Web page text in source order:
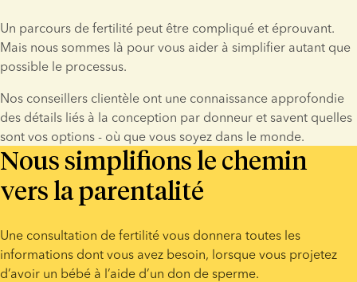
Un parcours de fertilité peut être compliqué et éprouvant.
Mais nous sommes là pour vous aider à simplifier autant que
possible le processus.
Nos conseillers clientèle ont une connaissance approfondie
des détails liés à la conception par donneur et savent quelles
sont vos options - où que vous soyez dans le monde.
Nous simplifions le chemin
vers la parentalité
Une consultation de fertilité vous donnera toutes les
informations dont vous avez besoin, lorsque vous projetez
d’avoir un bébé à l’aide d’un don de sperme.